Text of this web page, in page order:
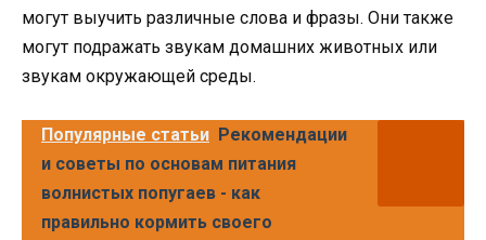
могут выучить различные слова и фразы. Они также
могут подражать звукам домашних животных или
звукам окружающей среды.
Популярные статьи Рекомендации
и советы по основам питания
волнистых попугаев - как
правильно кормить своего